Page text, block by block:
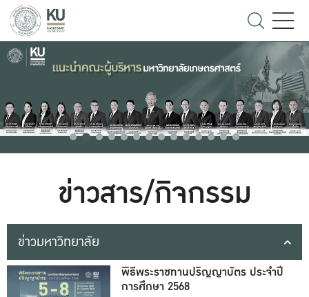
ข่าวสาร/กิจกรรม
ข่าวมหาวิทยาลัย
พิธีพระราชทานปริญญาบัตร ประจำปี
การศึกษา 2568